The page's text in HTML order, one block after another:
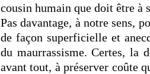
cousin humain que doit être à
Pas davantage, à notre sens,
de façon superficielle et
du maurrassisme. Certes, la
avant tout, à préserver coûte